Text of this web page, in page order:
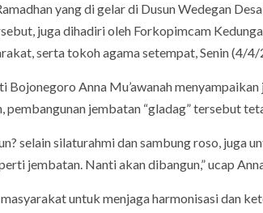
yang di gelar di Dusun Wedegan
juga dihadiri oleh Forkopimcam
serta tokoh agama setempat, Senin (4/4/
Bojonegoro Anna Mu’awanah
pembangunan jembatan “gladag” tersebut
selain silaturahmi dan sambung roso, juga
jembatan. Nanti akan dibangun,” ucap
untuk menjaga harmonisasi dan